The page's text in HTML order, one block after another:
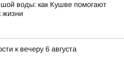
воды: как Кушве помогают
жизни
к вечеру 6 августа